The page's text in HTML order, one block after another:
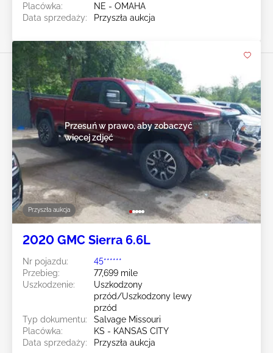
Placówka:
NE - OMAHA
Data sprzedaży:
Przyszła aukcja
Przyszła aukcja
Przesuń w prawo, aby zobaczyć
więcej zdjęć
2020 GMC Sierra 6.6L
Nr pojazdu:
45******
Przebieg:
77,699 mile
Uszkodzenie:
Uszkodzony
przód/Uszkodzony lewy
przód
Typ dokumentu:
Salvage Missouri
Placówka:
KS - KANSAS CITY
Data sprzedaży:
Przyszła aukcja